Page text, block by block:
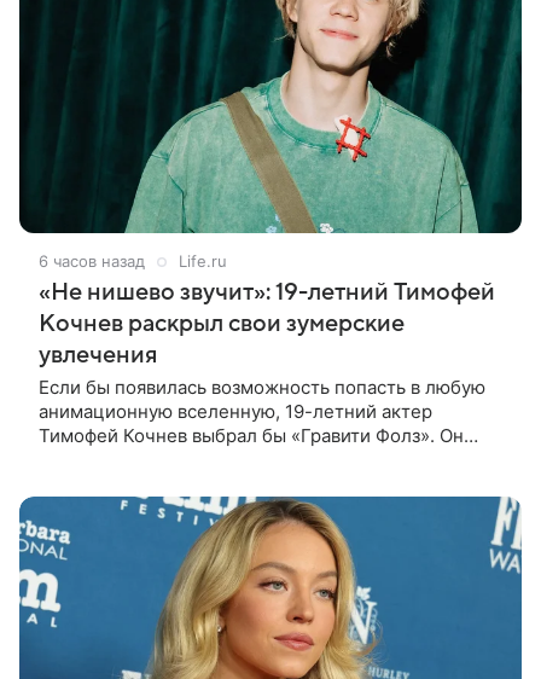
6 часов назад Life.ru
«Не нишево звучит»: 19-летний Тимофей
Кочнев раскрыл свои зумерские
увлечения
Если бы появилась возможность попасть в любую
анимационную вселенную, 19-летний актер
Тимофей Кочнев выбрал бы «Гравити Фолз». Он